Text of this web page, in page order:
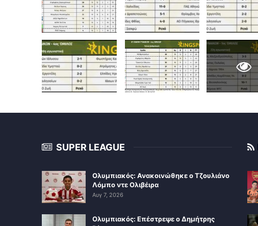
SUPER LEAGUE
Ολυμπιακός: Ανακοινώθηκε ο Τζουλιάνο
Λόμπο ντε Ολιβέιρα
Αυγ 7, 2026
Ολυμπιακός: Επέστρεψε ο Δημήτρης